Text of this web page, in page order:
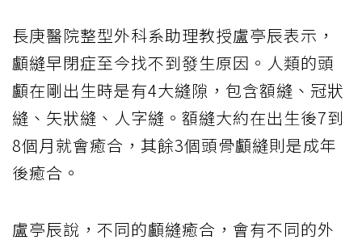
長庚醫院整型外科系助理教授盧亭辰表示，
顱縫早閉症至今找不到發生原因。人類的頭
顱在剛出生時是有4大縫隙，包含額縫、冠狀
縫、矢狀縫、人字縫。額縫大約在出生後7到
8個月就會癒合，其餘3個頭骨顱縫則是成年
後癒合。
盧亭辰說，不同的顱縫癒合，會有不同的外